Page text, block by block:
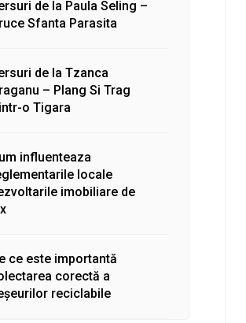
de la Paula Seling –
Sfanta Parasita
de la Tzanca
– Plang Si Trag
o Tigara
influenteaza
locale
imobiliare de
ce este importantă
corectă a
reciclabile